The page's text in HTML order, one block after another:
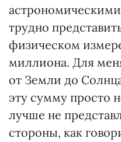
трудно
физическом
миллиона. Для
от Земли до
эту сумму просто
лучше не
стороны, как